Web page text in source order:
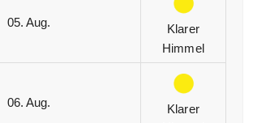
05. Aug.
Klarer
Himmel
06. Aug.
Klarer